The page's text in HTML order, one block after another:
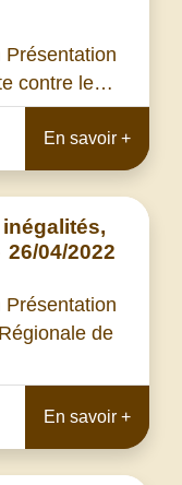
Présentation
contre le…
En savoir +
26/04/2022
Présentation
de
En savoir +